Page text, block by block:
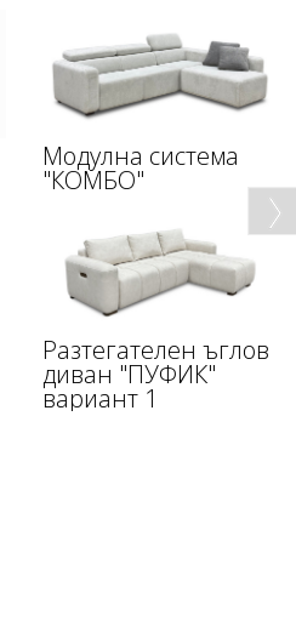
Модулна система
"КОМБО"
Разтегателен ъглов
диван "ПУФИК"
вариант 1